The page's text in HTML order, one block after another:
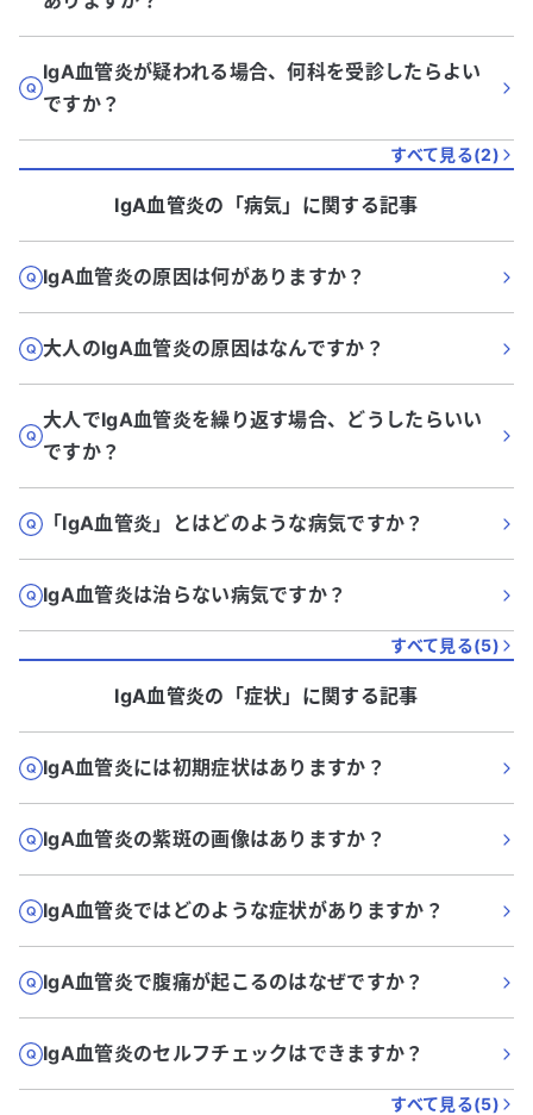
IgA血管炎が疑われる場合、何科を受診したらよい
ですか？
すべて見る(2)
IgA血管炎の「病気」に関する記事
IgA血管炎の原因は何がありますか？
大人のIgA血管炎の原因はなんですか？
大人でIgA血管炎を繰り返す場合、どうしたらいい
ですか？
「IgA血管炎」とはどのような病気ですか？
IgA血管炎は治らない病気ですか？
すべて見る(5)
IgA血管炎の「症状」に関する記事
IgA血管炎には初期症状はありますか？
IgA血管炎の紫斑の画像はありますか？
IgA血管炎ではどのような症状がありますか？
IgA血管炎で腹痛が起こるのはなぜですか？
IgA血管炎のセルフチェックはできますか？
すべて見る(5)